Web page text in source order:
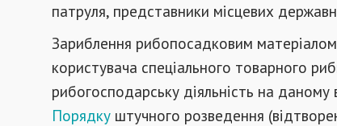
патруля, представники місцевих
Зариблення рибопосадковим
користувача спеціального товарного
рибогосподарську діяльність на
Порядку штучного розведення